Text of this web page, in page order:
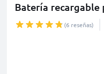
Batería recargable
(6 reseñas)